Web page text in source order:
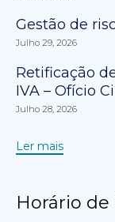
Gestão de
Julho 29, 2026
Retificação
IVA – Ofício
Julho 28, 2026
Ler mais
Horário